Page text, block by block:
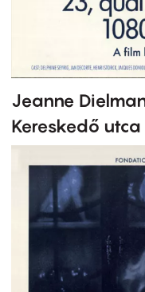
Jeanne
Kereskedő utca